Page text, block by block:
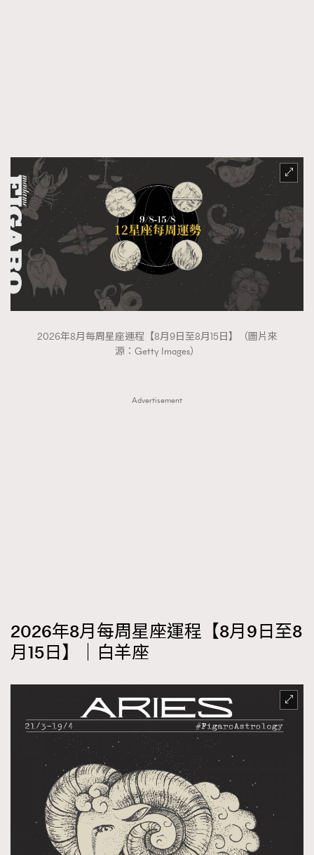
TRENDING
2026年8月每周星座運程【8月9日至8月15日】（圖片來
源：Getty Images）
Advertisement
2026年8月每周星座運程【8月9日至8
月15日】｜白羊座